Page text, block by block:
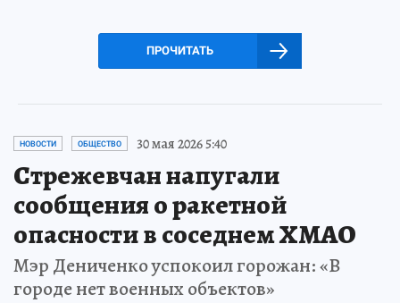
ПРОЧИТАТЬ
НОВОСТИ ОБЩЕСТВО 30 мая 2026 5:40
Стрежевчан напугали
сообщения о ракетной
опасности в соседнем ХМАО
Мэр Дениченко успокоил горожан: «В
городе нет военных объектов»